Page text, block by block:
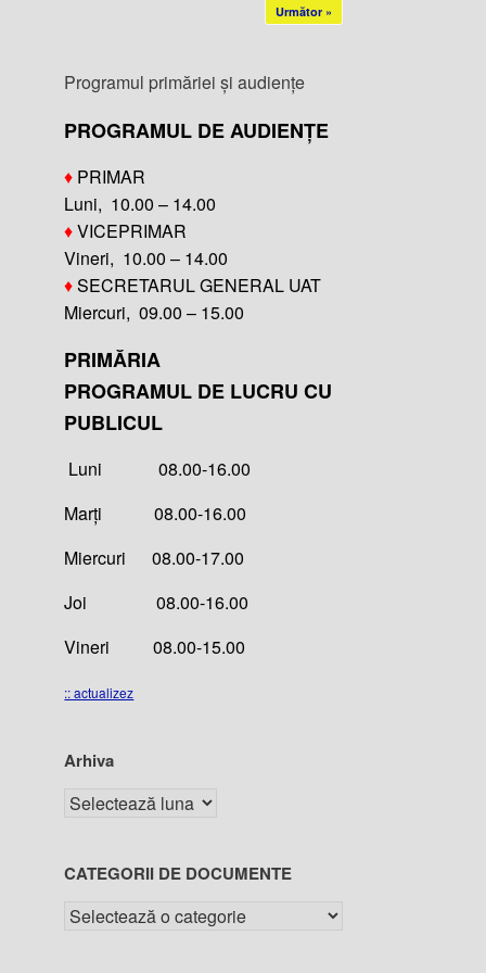
Următor »
Programul primăriei și audiențe
PROGRAMUL DE AUDIENȚE
♦ PRIMAR
Luni, 10.00 – 14.00
♦VICEPRIMAR
Vineri, 10.00 – 14.00
♦SECRETARUL GENERAL UAT
Miercuri, 09.00 – 15.00
PRIMĂRIA
PROGRAMUL DE LUCRU CU
PUBLICUL
Luni 08.00-16.00
Marți 08.00-16.00
Miercuri 08.00-17.00
Joi 08.00-16.00
Vineri 08.00-15.00
:: actualizez
Arhiva
CATEGORII DE DOCUMENTE